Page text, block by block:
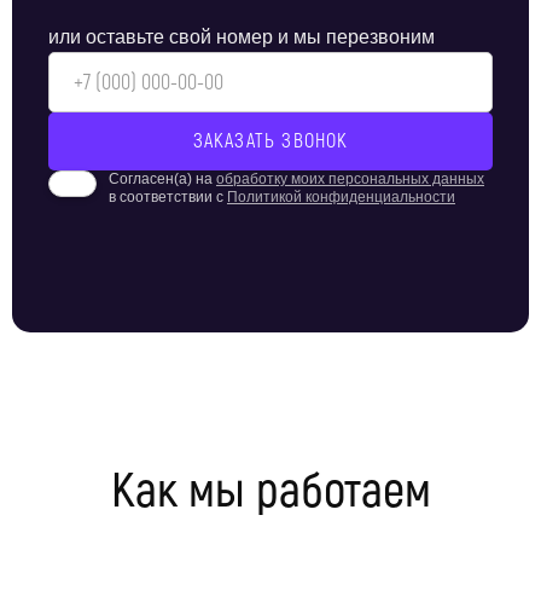
или оставьте свой номер и мы перезвоним
Согласен(а) на обработку моих персональных данных
в соответствии с Политикой конфиденциальности
Как мы работаем